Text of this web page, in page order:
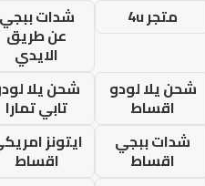
متجر 4u
شدات ببجي
عن طريق
الايدي
شحن يلا لودو
اقساط
شحن يلا
تابي تمارا
شدات ببجي
اقساط
ايتونز
اقساط